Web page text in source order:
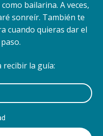
bailarina. A veces,
sonreír. También te
cuando quieras dar el
la guía: